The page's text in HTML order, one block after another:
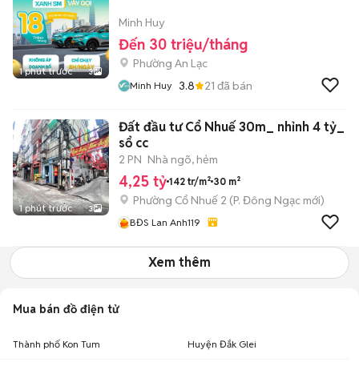
1 phút trước 3
Minh Huy
Đến 30 triệu/tháng
Phường An Lạc
Minh Huy 3.8 21 đã bán
1 phút trước 3
Đất đầu tư Cổ Nhuế 30m_ nhỉnh 4 tỷ_
sổ cc
2 PN Nhà ngõ, hẻm
4,25 tỷ 142 tr/m² 30 m²
Phường Cổ Nhuế 2 (P. Đông Ngạc mới)
BĐS Lan Anh119
Xem thêm
Mua bán đồ điện tử
Thành phố Kon Tum Huyện Đắk Glei